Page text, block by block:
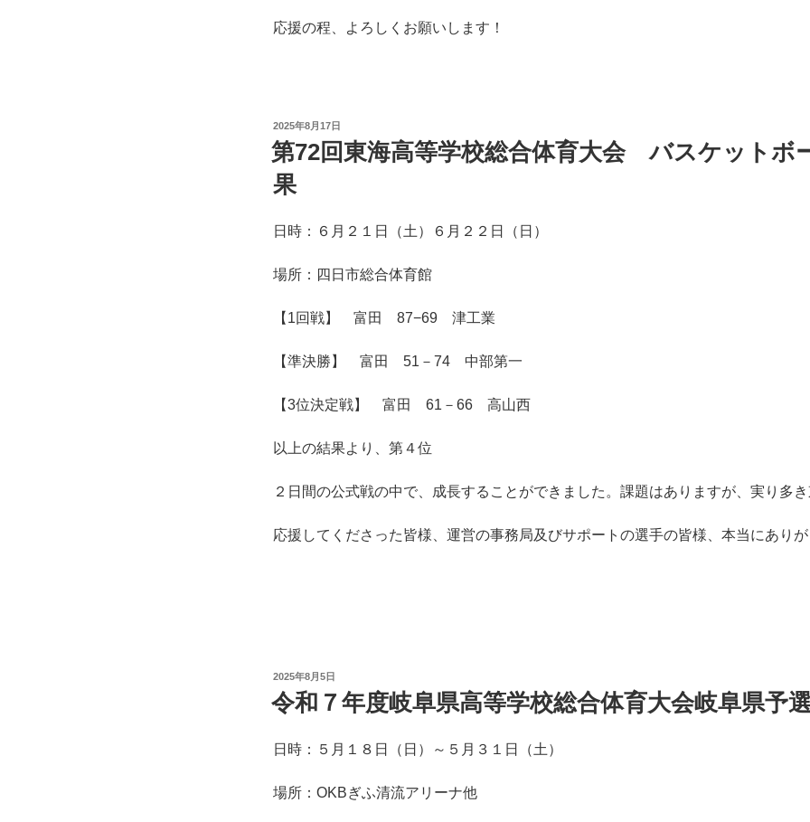
応援の程、よろしくお願いします！
投
稿
日:
2025年8月17日
第72回東海高等学校総合体育大会 バスケット
果
日時：６月２１日（土）６月２２日（日）
場所：四日市総合体育館
【1回戦】 富田 87−69 津工業
【準決勝】 富田 51－74 中部第一
【3位決定戦】 富田 61－66 高山西
以上の結果より、第４位
２日間の公式戦の中で、成長することができました。課題はありますが、実り多き
応援してくださった皆様、運営の事務局及びサポートの選手の皆様、本当にありが
投
稿
日:
2025年8月5日
令和７年度岐阜県高等学校総合体育大会岐阜県予
日時：５月１８日（日）～５月３１日（土）
場所：OKBぎふ清流アリーナ他